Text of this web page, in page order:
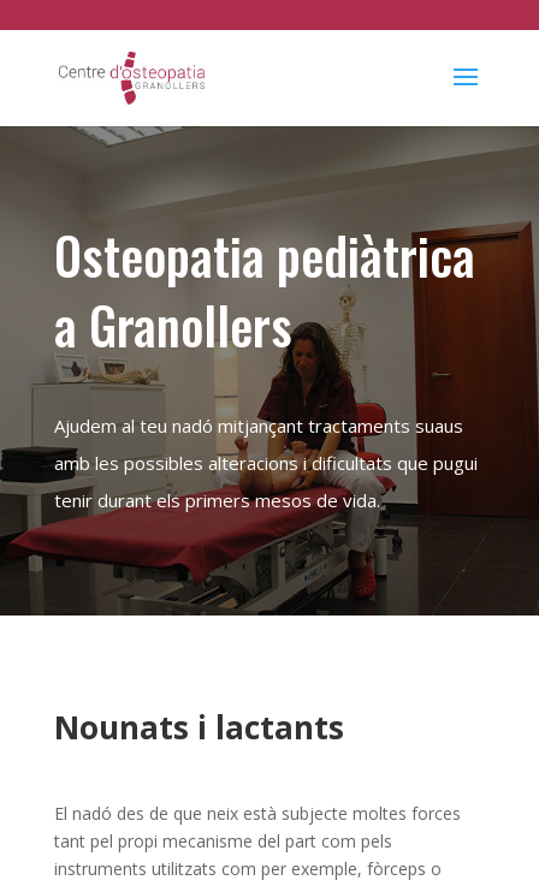
Osteopatia pediàtrica
a Granollers
Ajudem al teu nadó mitjançant tractaments suaus
amb les possibles alteracions i dificultats que pugui
tenir durant els primers mesos de vida.
Nounats i lactants
El nadó des de que neix està subjecte moltes forces
tant pel propi mecanisme del part com pels
instruments utilitzats com per exemple, fòrceps o